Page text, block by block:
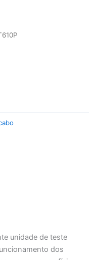
unidade de teste
dos